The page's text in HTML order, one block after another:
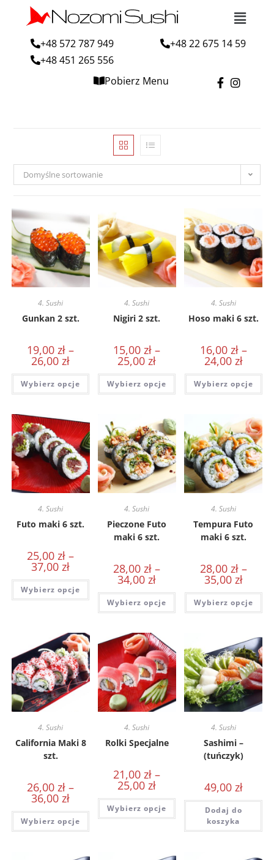
+48 572 787 949
+48 22 675 14 59
+48 451 265 556
Pobierz Menu
Domyślne sortowanie
4. Sushi
Gunkan 2 szt.
19,00zł –
26,00zł
Wybierz opcje
4. Sushi
Nigiri 2 szt.
15,00zł –
25,00zł
Wybierz opcje
4. Sushi
Hoso maki 6 szt.
16,00 zł –
24,00 zł
Wybierz opcje
4. Sushi
Futo maki 6 szt.
25,00zł –
37,00zł
Wybierz opcje
4. Sushi
Pieczone Futo
maki 6 szt.
28,00zł –
34,00zł
Wybierz opcje
4. Sushi
Tempura Futo
maki 6 szt.
28,00 zł –
35,00 zł
Wybierz opcje
4. Sushi
California Maki 8
szt.
26,00zł –
36,00zł
Wybierz opcje
4. Sushi
Rolki Specjalne
21,00zł –
25,00zł
Wybierz opcje
4. Sushi
Sashimi –
(tuńczyk)
49,00 zł
Dodaj do
koszyka